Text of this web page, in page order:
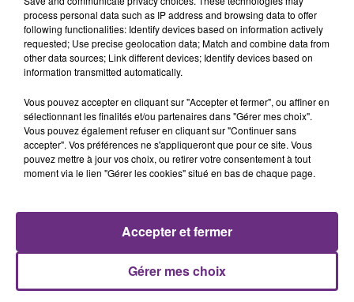
C'était l'une des institutions du centre-ville
rémois. Le magasin JouéClub est contraint de
fermer ses portes.
TITRES DIFFUSÉS
17h41
17h41
CHRISTOPHE MAE
La Lune
17h37
17h37
BRITNEY SPEARS
Toxic
process personal data such as IP address and browsing data to offer
following functionalities: Identify devices based on information actively
requested; Use precise geolocation data; Match and combine data from
other data sources; Link different devices; Identify devices based on
information transmitted automatically.
Vous pouvez accepter en cliquant sur "Accepter et fermer", ou affiner en
sélectionnant les finalités et/ou partenaires dans "Gérer mes choix".
Vous pouvez également refuser en cliquant sur "Continuer sans
accepter". Vos préférences ne s'appliqueront que pour ce site. Vous
pouvez mettre à jour vos choix, ou retirer votre consentement à tout
moment via le lien "Gérer les cookies" situé en bas de chaque page.
Gérer mes choix
Accepter et fermer